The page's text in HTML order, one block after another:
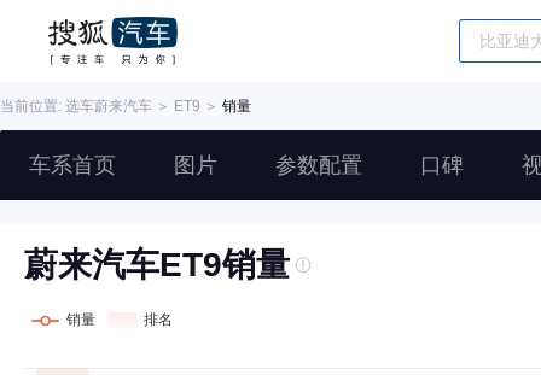
当前位置: 选车蔚来汽车 ＞ ET9 ＞ 销量
车系首页 图片 参数配置 口碑
蔚来汽车ET9销量